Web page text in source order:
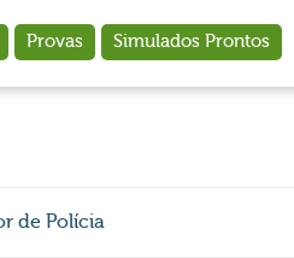
Provas Simulados Prontos
de Polícia